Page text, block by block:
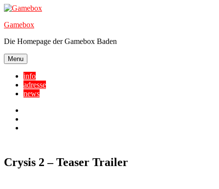
Skip
content
Gamebox
Die Homepage der Gamebox Baden
Menu
info
adresse
news
Crysis 2 – Teaser Trailer